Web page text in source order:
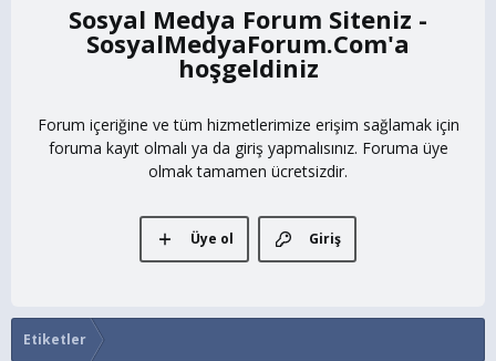
Sosyal Medya Forum Siteniz -
SosyalMedyaForum.Com
Forum içeriğine ve tüm hizmetlerimize erişim sağlamak için
foruma kayıt olmalı ya da giriş yapmalısınız. Foruma üye
olmak tamamen ücretsizdir.
Giriş
Üye ol
Etiketler